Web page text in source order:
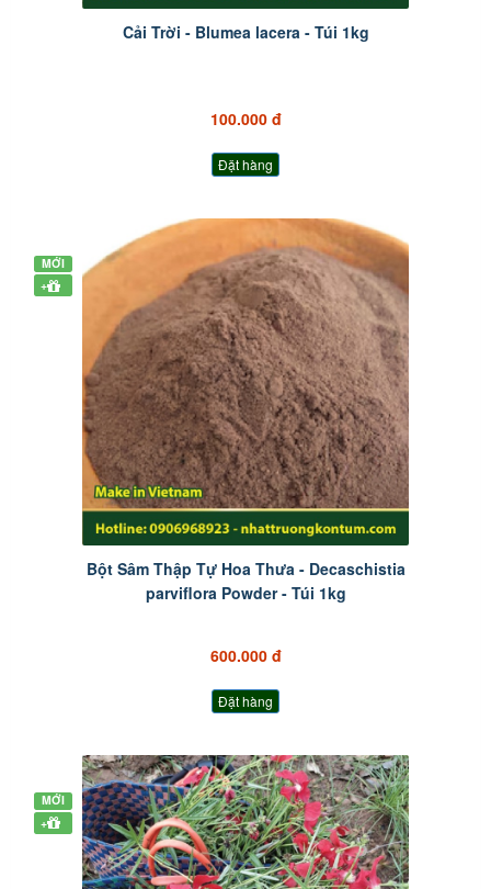
Cải Trời - Blumea lacera - Túi 1kg
100.000 đ
Đặt hàng
MỚI
+
Bột Sâm Thập Tự Hoa Thưa - Decaschistia
parviflora Powder - Túi 1kg
600.000 đ
Đặt hàng
MỚI
+